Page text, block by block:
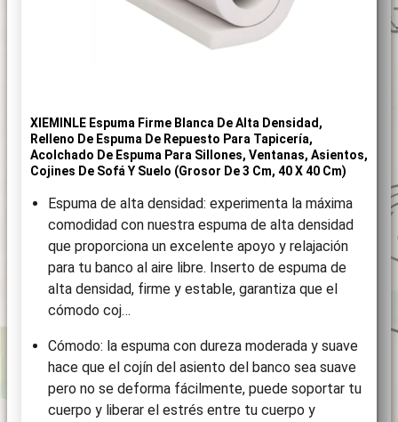
XIEMINLE Espuma Firme Blanca De Alta Densidad,
Relleno De Espuma De Repuesto Para Tapicería,
Acolchado De Espuma Para Sillones, Ventanas, Asientos,
Cojines De Sofá Y Suelo (grosor De 3 Cm, 40 X 40 Cm)
Espuma de alta densidad: experimenta la máxima
comodidad con nuestra espuma de alta densidad
que proporciona un excelente apoyo y relajación
para tu banco al aire libre. Inserto de espuma de
alta densidad, firme y estable, garantiza que el
cómodo coj…
Cómodo: la espuma con dureza moderada y suave
hace que el cojín del asiento del banco sea suave
pero no se deforma fácilmente, puede soportar tu
cuerpo y liberar el estrés entre tu cuerpo y